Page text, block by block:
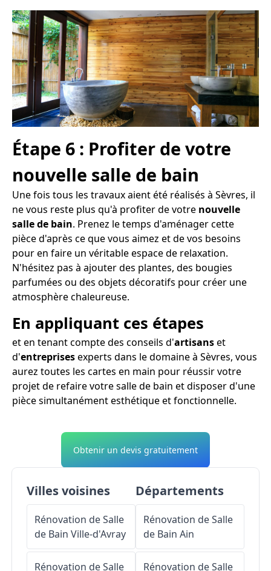
Étape 6 : Profiter de votre
nouvelle salle de bain
Une fois tous les travaux aient été réalisés à Sèvres, il
ne vous reste plus qu'à profiter de votre nouvelle
salle de bain. Prenez le temps d'aménager cette
pièce d'après ce que vous aimez et de vos besoins
pour en faire un véritable espace de relaxation.
N'hésitez pas à ajouter des plantes, des bougies
parfumées ou des objets décoratifs pour créer une
atmosphère chaleureuse.
En appliquant ces étapes
et en tenant compte des conseils d'artisanset
d'entreprisesexperts dans le domaine à Sèvres, vous
aurez toutes les cartes en main pour réussir votre
projet de refaire votre salle de bain et disposer d'une
pièce simultanément esthétique et fonctionnelle.
Obtenir un devis gratuitement
Villes voisines
Rénovation de Salle
de Bain Ville-d'Avray
Rénovation de Salle
Départements
Rénovation de Salle
de Bain Ain
Rénovation de Salle